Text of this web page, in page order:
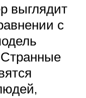
выглядит
с